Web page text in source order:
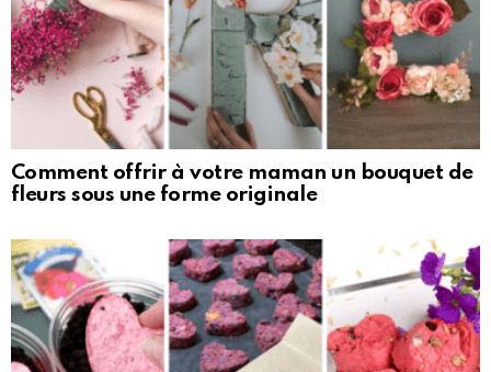
Comment offrir à votre maman un bouquet de
fleurs sous une forme originale